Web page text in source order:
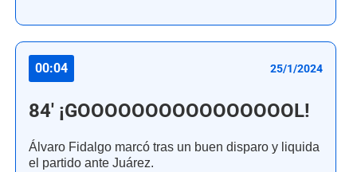
00:04 25/1/2024
84' ¡GOOOOOOOOOOOOOOOOL!
Álvaro Fidalgo marcó tras un buen disparo y liquida
el partido ante Juárez.